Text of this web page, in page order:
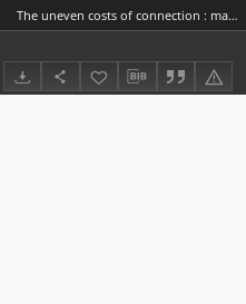
The uneven costs of connection : mapping deep mediatization under COVID-19